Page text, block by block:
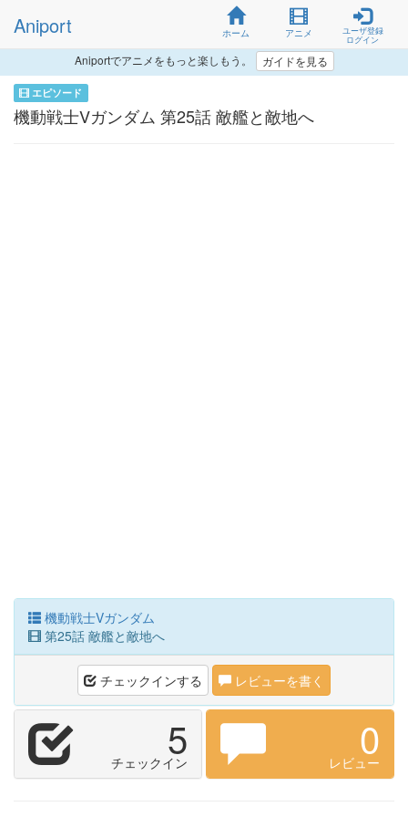
Aniport ホーム アニメ
ユーザ登録
ログイン
Aniportでアニメをもっと楽しもう。 ガイドを見る
エピソード
機動戦士Vガンダム 第25話 敵艦と敵地へ
機動戦士Vガンダム
第25話 敵艦と敵地へ
チェックインする レビューを書く
5
チェックイン 0
レビュー